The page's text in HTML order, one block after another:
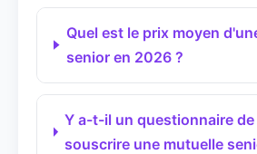
Quel est le prix moyen
senior en 2026 ?
Y a-t-il un questionnaire
souscrire une mutuelle